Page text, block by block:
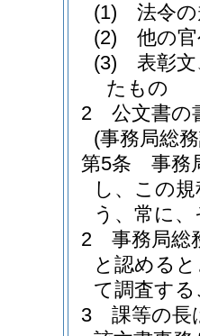
(1)
法令
(2)
他の
(3)
表彰
たもの
2
公文書の
(事務局総
第5条
事務
し、この
う、常に
2
事務局総
と認める
て調査す
3
課等の長